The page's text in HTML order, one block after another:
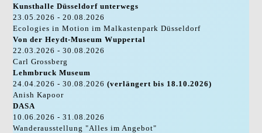
Kunsthalle Düsseldorf unterwegs
23.05.2026 - 20.08.2026
Ecologies in Motion im Malkastenpark Düsseldorf
Von der Heydt-Museum Wuppertal
22.03.2026 - 30.08.2026
Carl Grossberg
Lehmbruck Museum
24.04.2026 - 30.08.2026(verlängert bis 18.10.2026)
Anish Kapoor
DASA
10.06.2026 - 31.08.2026
Wanderausstellung "Alles im Angebot"